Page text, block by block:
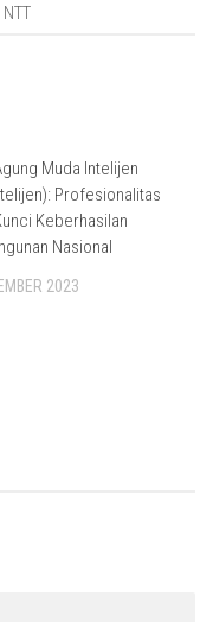
Muda Intelijen
Profesionalitas
Keberhasilan
Nasional
2023